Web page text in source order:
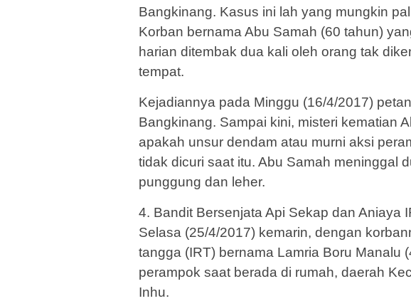
Bangkinang. Kasus ini lah yang mungkin
Korban bernama Abu Samah (60 tahun)
harian ditembak dua kali oleh orang tak
tempat.
Kejadiannya pada Minggu (16/4/2017)
Bangkinang. Sampai kini, misteri kematian
apakah unsur dendam atau murni aksi
tidak dicuri saat itu. Abu Samah meninggal
punggung dan leher.
4. Bandit Bersenjata Api Sekap dan Aniaya
Selasa (25/4/2017) kemarin, dengan
tangga (IRT) bernama Lamria Boru Manalu
perampok saat berada di rumah, daerah
Inhu.